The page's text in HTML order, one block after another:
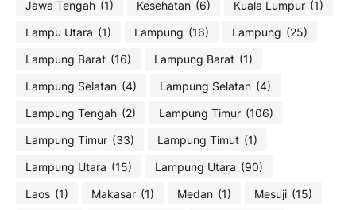
Jawa Tengah (1) Kesehatan (6) Kuala Lumpur (1)
Lampu Utara (1) Lampung (16) Lampung (25)
Lampung Barat (16) Lampung Barat (1)
Lampung Selatan (4) Lampung Selatan (4)
Lampung Tengah (2) Lampung Timur (106)
Lampung Timur (33) Lampung Timut (1)
Lampung Utara (15) Lampung Utara (90)
Laos (1) Makasar (1) Medan (1) Mesuji (15)